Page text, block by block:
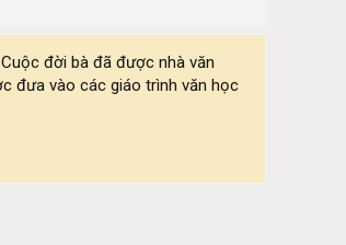
đời bà đã được nhà văn
đưa vào các giáo trình văn học